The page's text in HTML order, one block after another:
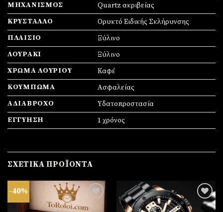
ΜΗΧΑΝΙΣΜΌΣ
Quartz ακριβείας
ΚΡΎΣΤΑΛΛΟ
Ορυκτό Ειδικής Σκλήρυνσης
ΠΛΑΊΣΙΟ
Ξύλινο
ΛΟΥΡΆΚΙ
Ξύλινο
ΧΡΏΜΑ ΛΟΥΡΙΟΎ
Καφέ
ΚΟΎΜΠΩΜΑ
Ασφαλείας
ΑΔΙΆΒΡΟΧΟ
Υδατοπροστασία
ΕΓΓΎΗΣΗ
1 χρόνος
ΣΧΕΤΙΚΆ ΠΡΟΪΌΝΤΑ
-40%